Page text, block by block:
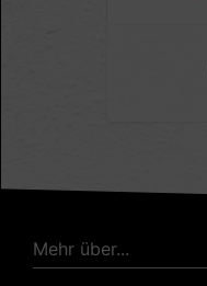
Mehr über...